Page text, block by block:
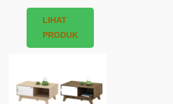
LIHAT
PRODUK